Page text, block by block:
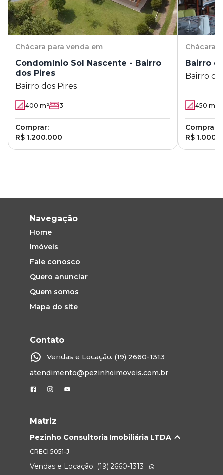
Chácara para venda em
Condomínio Sol Nascente - Bairro
dos Pires
Bairro dos Pires
400 m² 3
Comprar:
R$ 1.200.000
Chácara
Bairro
Bairro
450 m²
Comprar:
R$
Navegação
Home
Imóveis
Fale conosco
Quero anunciar
Quem somos
Mapa do site
Contato
Vendas e Locação: (19) 2660-1313
atendimento@pezinhoimoveis.com.br
Matriz
Pezinho Consultoria Imobiliária LTDA
CRECI 5051-J
Vendas e Locação: (19) 2660-1313